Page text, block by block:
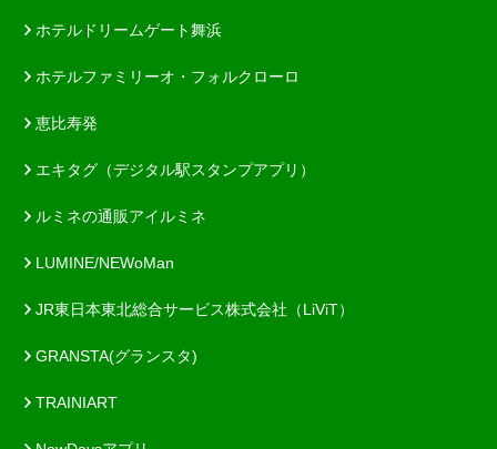
ホテルドリームゲート舞浜
ホテルファミリーオ・フォルクローロ
恵比寿発
エキタグ（デジタル駅スタンプアプリ）
ルミネの通販アイルミネ
LUMINE/NEWoMan
JR東日本東北総合サービス株式会社（LiViT）
GRANSTA(グランスタ)
TRAINIART